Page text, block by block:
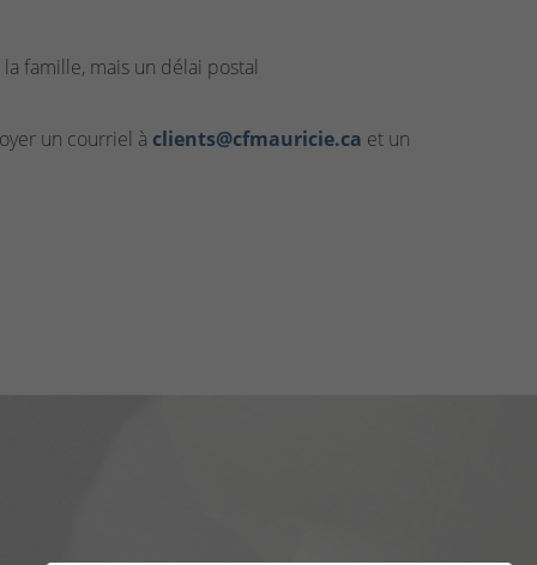
famille, mais un délai postal
un courriel à clients@cfmauricie.ca et un